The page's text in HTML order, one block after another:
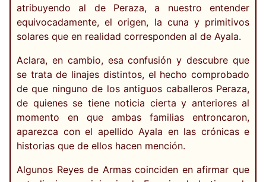
atribuyendo al de Peraza, a nuestro entender
equivocadamente, el origen, la cuna y primitivos
solares que en realidad corresponden al de Ayala.
Aclara, en cambio, esa confusión y descubre que
se trata de linajes distintos, el hecho comprobado
de que ninguno de los antiguos caballeros Peraza,
de quienes se tiene noticia cierta y anteriores al
momento en que ambas familias entroncaron,
aparezca con el apellido Ayala en las crónicas e
historias que de ellos hacen mención.
Algunos Reyes de Armas coinciden en afirmar que